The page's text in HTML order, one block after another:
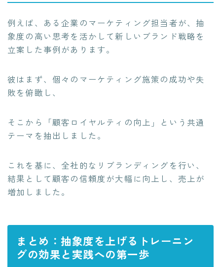
例えば、ある企業のマーケティング担当者が、抽
象度の高い思考を活かして新しいブランド戦略を
立案した事例があります。
彼はまず、個々のマーケティング施策の成功や失
敗を俯瞰し、
そこから「顧客ロイヤルティの向上」という共通
テーマを抽出しました。
これを基に、全社的なリブランディングを行い、
結果として顧客の信頼度が大幅に向上し、売上が
増加しました。
まとめ：抽象度を上げるトレーニン
グの効果と実践への第一歩